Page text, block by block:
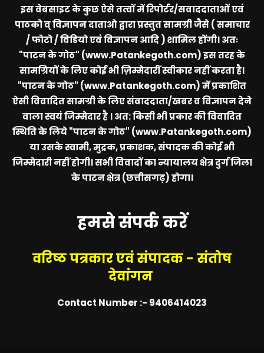
इस वेबसाइट के कुछ ऐसे तत्वों में रिपोर्टर/सवाददाताओं एवं
पाठको व् विज्ञापन दाताओ द्वारा प्रस्तुत सामग्री जैसे ( समाचार
/ फोटो / विडियो एवं विज्ञापन आदि ) शामिल होंगी। अतः
"पाटन के गोठ" (www.Patankegoth.com)इस तरह के
सामग्रियों के लिए कोई भी ज़िम्मेदारीं स्वीकार नहीं करता है।
"पाटन के गोठ" (www.Patankegoth.com)में प्रकाशित
ऐसी विवादित सामग्री के लिए संवाददाता/खबर व विज्ञापन देने
वाला स्वयं जिम्मेदार है । अत: किसी भी प्रकार की विवादित
स्थिति के लिये"पाटन के गोठ" (www.Patankegoth.com)
या उसके स्वामी, मुद्रक, प्रकाशक, संपादक की कोई भी
जिम्मेदारी नहीं होगी। सभी विवादों का न्यायालय क्षेत्र दुर्ग जिला
के पाटन क्षेत्र (छत्तीसगढ़) होगा।
हमसे संपर्क करें
वरिष्ठ पत्रकार एवं संपादक - संतोष
देवांगन
Contact Number :- 9406414023